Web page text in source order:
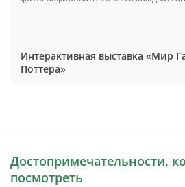
Интерактивная выставка «Мир
Поттера»
Достопримечательности,
посмотреть